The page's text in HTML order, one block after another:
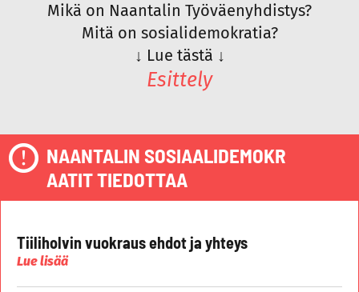
Mikä on Naantalin Työväenyhdistys?
Mitä on sosialidemokratia?
↓ Lue tästä ↓
Esittely
NAANTALIN SOSIAALIDEMOKR
AATIT TIEDOTTAA
Tiiliholvin vuokraus ehdot ja yhteys
Lue lisää